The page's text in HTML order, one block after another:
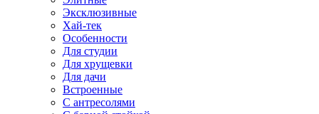
Эксклюзивные
Хай-тек
Особенности
Для студии
Для хрущевки
Для дачи
Встроенные
С антресолями